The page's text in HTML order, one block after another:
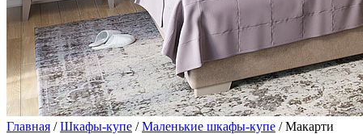
Главная /Шкафы-купе /Маленькие шкафы-купе / Макарти